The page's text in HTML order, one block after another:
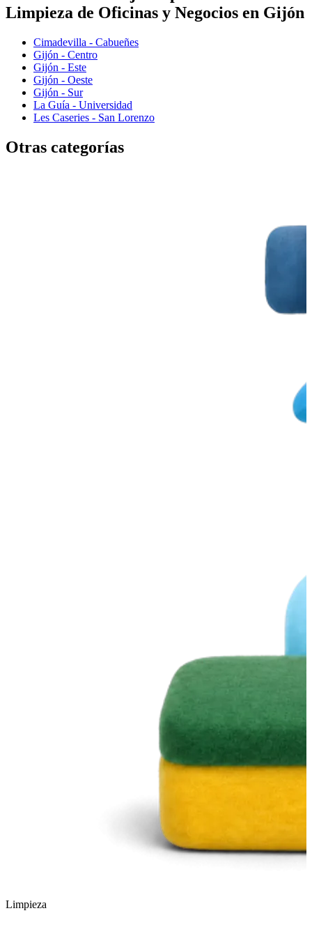
Limpieza de Oficinas y Negocios en Gijón
Cimadevilla - Cabueñes
Gijón - Centro
Gijón - Este
Gijón - Oeste
Gijón - Sur
La Guía - Universidad
Les Caseries - San Lorenzo
Otras categorías
Limpieza